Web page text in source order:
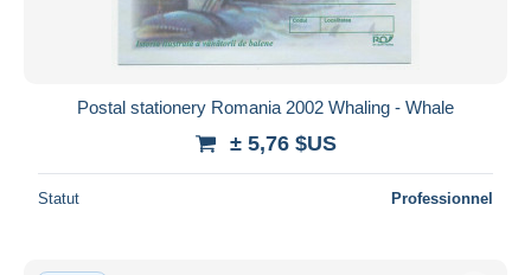
Postal stationery Romania 2002 Whaling - Whale
± 5,76 $US
Statut Professionnel